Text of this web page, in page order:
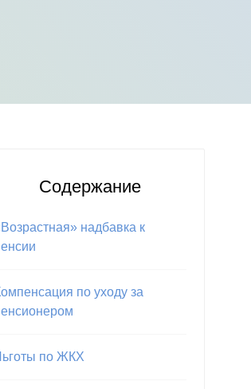
Содержание
надбавка к
по уходу за
по ЖКХ